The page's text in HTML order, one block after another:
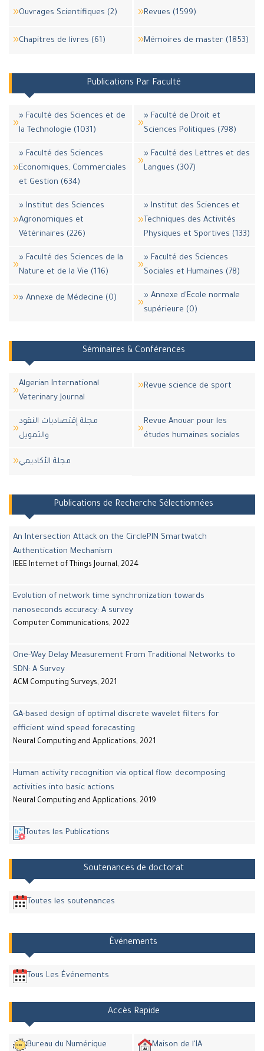
Ouvrages Scientifiques (2) Revues (1599)
Chapitres de livres (61) Mémoires de master (1853)
Publications Par Faculté
» Faculté des Sciences et de
la Technologie (1031)
» Faculté de Droit et
Sciences Politiques (798)
» Faculté des Sciences
Economiques, Commerciales
et Gestion (634)
» Faculté des Lettres et des
Langues (307)
» Institut des Sciences
Agronomiques et
Vétérinaires (226)
» Institut des Sciences et
Techniques des Activités
Physiques et Sportives (133)
» Faculté des Sciences de la
Nature et de la Vie (116)
» Faculté des Sciences
Sociales et Humaines (78)
» Annexe de Médecine (0)
» Annexe d'Ecole normale
supérieure (0)
Séminaires & Conférences
Algerian International
Veterinary Journal
Revue science de sport
مجلة إقتصاديات النقود
والتمويل
Revue Anouar pour les
études humaines sociales
مجلة اﻷكاديمي
Publications de Recherche Sélectionnées
An Intersection Attack on the CirclePIN Smartwatch
Authentication Mechanism
IEEE Internet of Things Journal, 2024
Evolution of network time synchronization towards
nanoseconds accuracy: A survey
Computer Communications, 2022
One-Way Delay Measurement From Traditional Networks to
SDN: A Survey
ACM Computing Surveys, 2021
GA-based design of optimal discrete wavelet filters for
efficient wind speed forecasting
Neural Computing and Applications, 2021
Human activity recognition via optical flow: decomposing
activities into basic actions
Neural Computing and Applications, 2019
Toutes les Publications
Soutenances de doctorat
Toutes les soutenances
Événements
Tous Les Événements
Accès Rapide
Bureau du Numérique Maison de l'IA